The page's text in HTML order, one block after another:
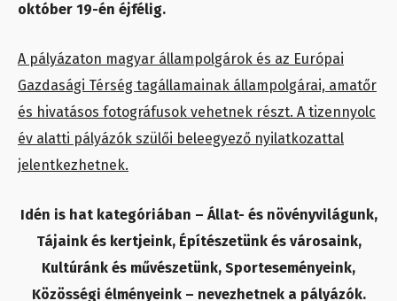
október 19-én éjfélig.
A pályázaton magyar állampolgárok és az Európai
Gazdasági Térség tagállamainak állampolgárai, amatőr
és hivatásos fotográfusok vehetnek részt. A tizennyolc
év alatti pályázók szülői beleegyező nyilatkozattal
jelentkezhetnek.
Idén is hat kategóriában – Állat- és növényvilágunk,
Tájaink és kertjeink, Építészetünk és városaink,
Kultúránk és művészetünk, Sporteseményeink,
Közösségi élményeink – nevezhetnek a pályázók.